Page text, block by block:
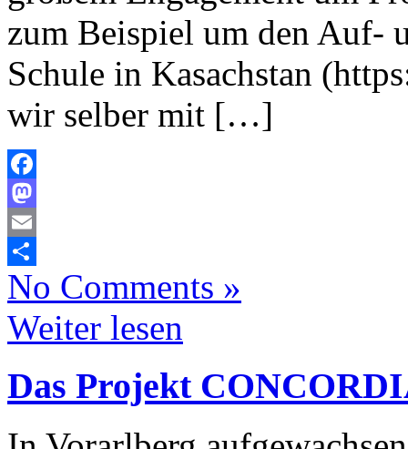
zum Beispiel um den Auf-
Schule in Kasachstan
wir selber mit […]
Facebook
Mastodon
Email
Teilen
No Comments »
Weiter lesen
Das Projekt